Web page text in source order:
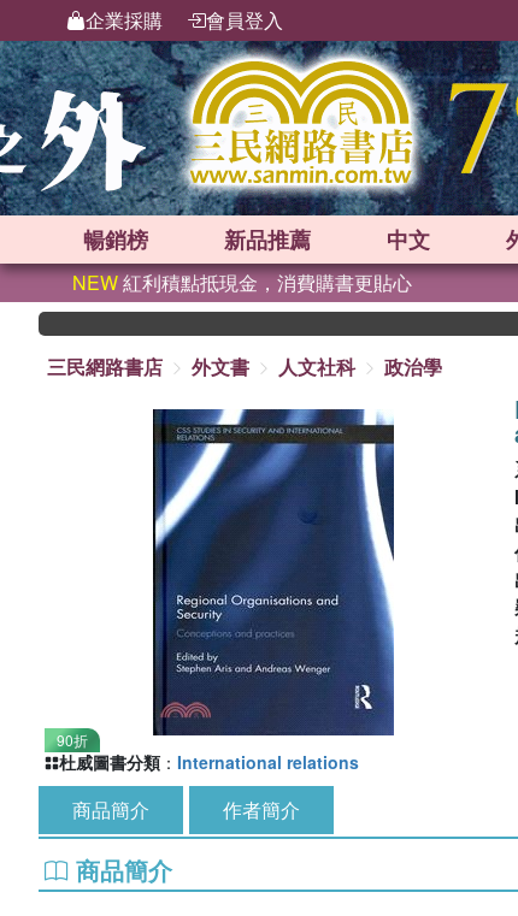
企業採購 會員登入
暢銷榜 新品推薦 中文
NEW紅利積點抵現金，消費購書更貼心
三民網路書店
外文書 人文社科 政治學
90折
杜威圖書分類 ： International relations
商品簡介 作者簡介
商品簡介